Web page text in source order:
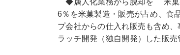
◆属人化業務から脱却を 米菓
6％を米菓製造・販売が占め、食
プ会社からの仕入れ販売も含め
ラッチ開発（独自開発）した販